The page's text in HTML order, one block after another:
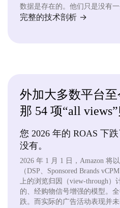
数据是存在的。他们只是没有
完整的技术剖析 →
外加大多数平台
那 54 项“all
您 2026 年的 ROAS 下
没有。
2026 年 1 月 1 日，Amazon 将
（DSP、Sponsored Brands
上的浏览归因（view-through）
的、经购物信号增强的模型。
跌。而实际的广告活动表现并